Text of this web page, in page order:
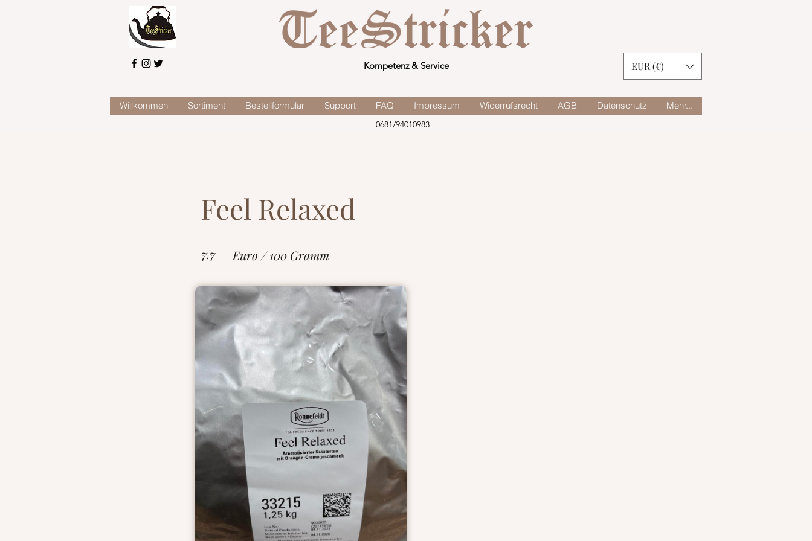
Kompetenz & Service EUR (€)
Willkommen Sortiment Bestellformular Support FAQ Impressum Widerrufsrecht AGB Datenschutz Mehr...
0681/94010983
Feel Relaxed
7.7 Euro / 100 Gramm